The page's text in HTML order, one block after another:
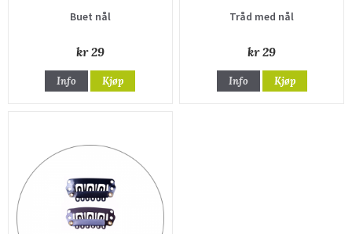
Buet nål
kr 29
Info Kjøp
Tråd med nål
kr 29
Info Kjøp